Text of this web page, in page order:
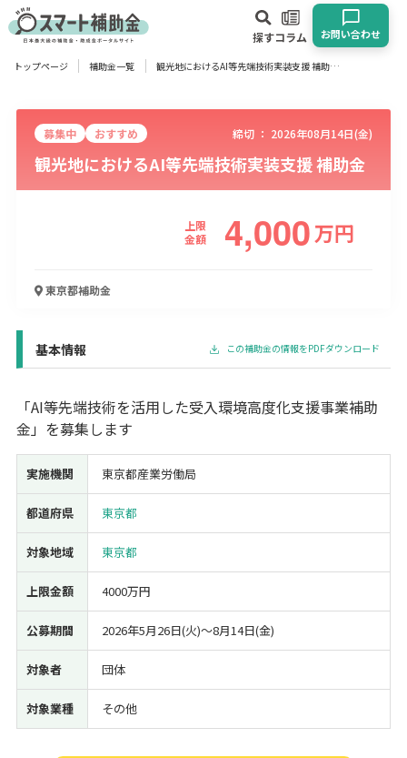
探すコラム お問い合わせ
対象
企業 団体 個人 その他
エリア
物流・運輸業
宿泊･旅館業
使い道
経営改善・経営強化
人材採用・雇用
人材育成・福利厚生
特許・知的財産
起業・創業
事業承継 災害・被災者支援
環境・省エネ
テレワーク
検索
トップページ 補助金一覧 観光地におけるAI等先端技術実装支援 補助金
募集中 おすすめ 締切 ： 2026年08月14日(金)
観光地におけるAI等先端技術実装支援 補助金
上限
金額
4,000万円
東京都補助金
基本情報 この補助金の情報をPDFダウンロード
「AI等先端技術を活用した受入環境高度化支援事業補助
金」を募集します
実施機関 東京都産業労働局
都道府県 東京都
対象地域 東京都
上限金額 4000万円
公募期間 2026年5月26日(火)〜8月14日(金)
対象者 団体
対象業種 その他